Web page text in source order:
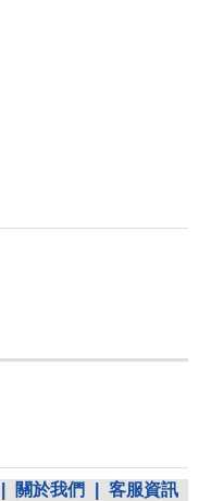
關於我們
客服資訊